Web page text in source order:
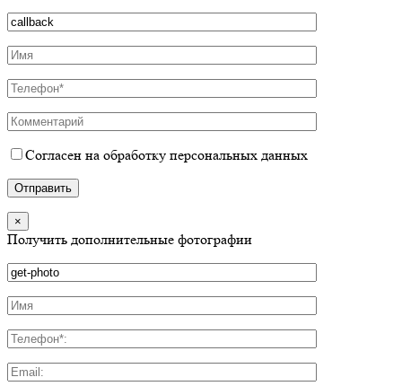
Согласен на обработку персональных данных
×
Получить дополнительные фотографии